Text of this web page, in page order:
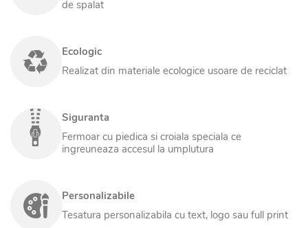
de spalat
Ecologic
Realizat din materiale ecologice usoare de reciclat
Siguranta
Fermoar cu piedica si croiala speciala ce
ingreuneaza accesul la umplutura
Personalizabile
Tesatura personalizabila cu text, logo sau full print